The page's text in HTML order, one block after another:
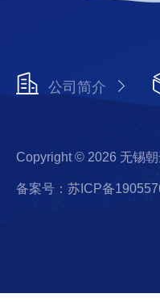
公司简介
Copyright © 2026 无锡
备案号：苏ICP备